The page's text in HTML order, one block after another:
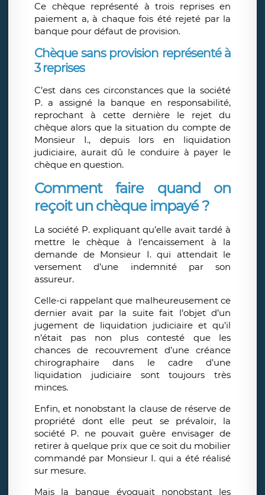
Ce chèque représenté à trois reprises en
paiement a, à chaque fois été rejeté par la
banque pour défaut de provision.
Chèque sans provision représenté à
3 reprises
C’est dans ces circonstances que la société
P. a assigné la banque en responsabilité,
reprochant à cette dernière le rejet du
chèque alors que la situation du compte de
Monsieur I., depuis lors en liquidation
judiciaire, aurait dû le conduire à payer le
chèque en question.
Comment faire quand on
reçoit un chèque impayé ?
La société P. expliquant qu’elle avait tardé à
mettre le chèque à l’encaissement à la
demande de Monsieur I. qui attendait le
versement d’une indemnité par son
assureur.
Celle-ci rappelant que malheureusement ce
dernier avait par la suite fait l’objet d’un
jugement de liquidation judiciaire et qu’il
n’était pas non plus contesté que les
chances de recouvrement d’une créance
chirographaire dans le cadre d’une
liquidation judiciaire sont toujours très
minces.
Enfin, et nonobstant la clause de réserve de
propriété dont elle peut se prévaloir, la
société P. ne pouvait guère envisager de
retirer à quelque prix que ce soit du mobilier
commandé par Monsieur I. qui a été réalisé
sur mesure.
Mais la banque évoquait nonobstant les